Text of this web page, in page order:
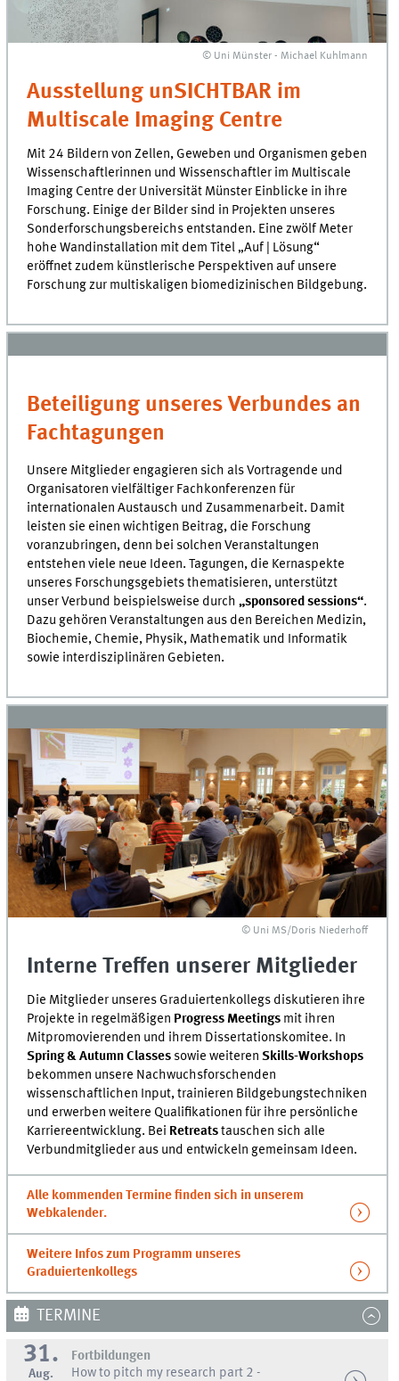
© Uni Münster - Michael Kuhlmann
Ausstellung unSICHTBAR im
Multiscale Imaging Centre
Mit 24 Bildern von Zellen, Geweben und Organismen geben
Wissenschaftlerinnen und Wissenschaftler im Multiscale
Imaging Centre der Universität Münster Einblicke in ihre
Forschung. Einige der Bilder sind in Projekten unseres
Sonderforschungsbereichs entstanden. Eine zwölf Meter
hohe Wandinstallation mit dem Titel „Auf | Lösung“
eröffnet zudem künstlerische Perspektiven auf unsere
Forschung zur multiskaligen biomedizinischen Bildgebung.
Beteiligung unseres Verbundes an
Fachtagungen
Unsere Mitglieder engagieren sich als Vortragende und
Organisatoren vielfältiger Fachkonferenzen für
internationalen Austausch und Zusammenarbeit. Damit
leisten sie einen wichtigen Beitrag, die Forschung
voranzubringen, denn bei solchen Veranstaltungen
entstehen viele neue Ideen. Tagungen, die Kernaspekte
unseres Forschungsgebiets thematisieren, unterstützt
unser Verbund beispielsweise durch„sponsored sessions“.
Dazu gehören Veranstaltungen aus den Bereichen Medizin,
Biochemie, Chemie, Physik, Mathematik und Informatik
sowie interdisziplinären Gebieten.
© Uni MS/Doris Niederhoff
Interne Treffen unserer Mitglieder
Die Mitglieder unseres Graduiertenkollegs diskutieren ihre
Projekte in regelmäßigen Progress Meetings mit ihren
Mitpromovierenden und ihrem Dissertationskomitee. In
Spring & Autumn Classes sowie weiterenSkills-Workshops
bekommen unsere Nachwuchsforschenden
wissenschaftlichen Input, trainieren Bildgebungstechniken
und erwerben weitere Qualifikationen für ihre persönliche
Karriereentwicklung. Bei Retreatstauschen sich alle
Verbundmitglieder aus und entwickeln gemeinsam Ideen.
Alle kommenden Termine finden sich in unserem
Webkalender.
Weitere Infos zum Programm unseres
Graduiertenkollegs
TERMINE
31.
Aug.
Fortbildungen
How to pitch my research part 2 -